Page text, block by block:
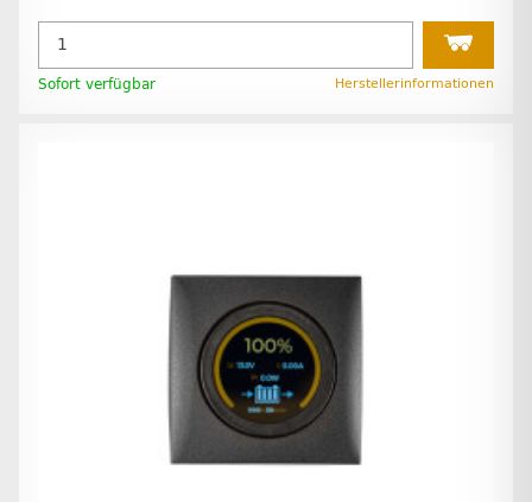
Sofort verfügbar Herstellerinformationen